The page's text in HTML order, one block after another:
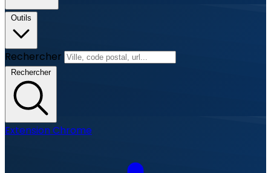
Outils
Rechercher
Rechercher
Extension Chrome